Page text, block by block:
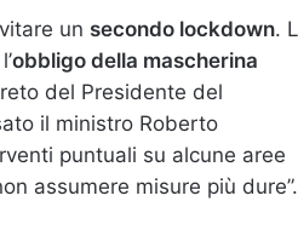
un secondo lockdown.
obbligo della mascherina
del Presidente del
il ministro Roberto
puntuali su alcune aree
assumere misure più dure”.